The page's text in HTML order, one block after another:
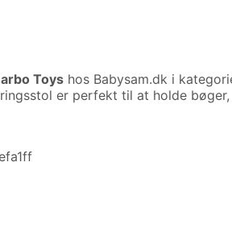
Toys hos Babysam.dk i
er perfekt til at holde